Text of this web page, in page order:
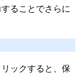
ることでさらに
ックすると、保